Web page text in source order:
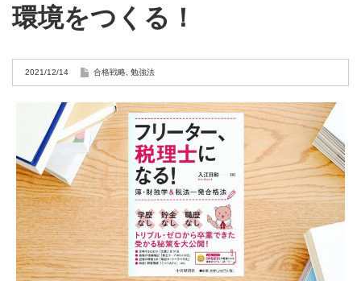
環境をつくる！
2021/12/14 合格戦略 勉強法